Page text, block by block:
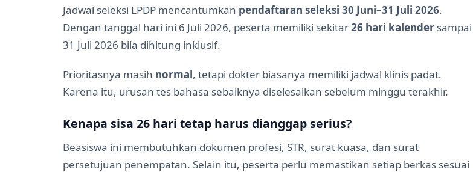
Jadwal seleksi LPDP mencantumkan pendaftaran seleksi 30 Juni–31 Juli 2026.
Dengan tanggal hari ini 6 Juli 2026, peserta memiliki sekitar26 hari kalender sampai
31 Juli 2026 bila dihitung inklusif.
Prioritasnya masih normal, tetapi dokter biasanya memiliki jadwal klinis padat.
Karena itu, urusan tes bahasa sebaiknya diselesaikan sebelum minggu terakhir.
Kenapa sisa 26 hari tetap harus dianggap serius?
Beasiswa ini membutuhkan dokumen profesi, STR, surat kuasa, dan surat
persetujuan penempatan. Selain itu, peserta perlu memastikan setiap berkas sesuai